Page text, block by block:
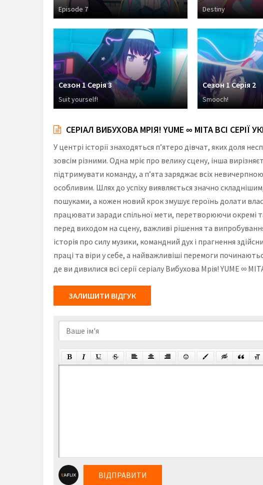
Episode 7 Destiny
Сезон 1 Серія 3
Suit yourself!
Сезон 1 Серія 2
Smooch!
СЕРІАЛ ВИБУХОВА МРІЯ! YUME ∞ MITA ВСІ СЕРІЇ
У центрі історії знаходяться п’ятеро дівчат, яких доля
зовсім різними. Одна мріє про велику сцену, інша
підтримувати команду, а п’ята заряджає всіх
особливим. Шлях до успіху виявляється значно
пошуками, а кожен новий крок змушує героїнь долати
працювати заради спільної мети, перетворюючи окремі
перед виходом на сцену, важливі рішення та
історія про силу музики, командний дух і прагнення
праці та віри у себе, а найважливіші перемоги
де ви дивилися всі серії серіалу Вибухова Мрія! YUME ∞
ЗАЛИШИТИ ВІДГУК
ВІДПРАВИТИ